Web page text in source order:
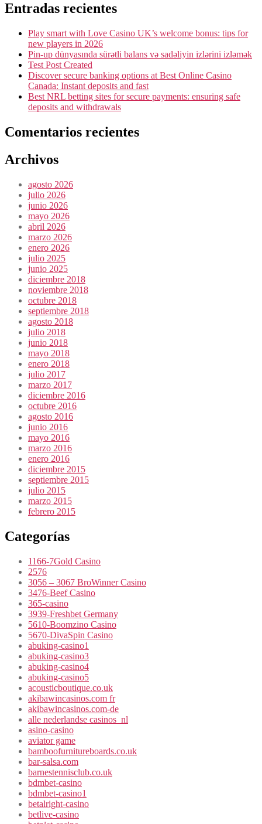
Entradas recientes
Play smart with Love Casino UK’s welcome bonus: tips for
new players in 2026
Pin-up dünyasında sürətli balans və sadəliyin izlərini izləmək
Test Post Created
Discover secure banking options at Best Online Casino
Canada: Instant deposits and fast
Best NRL betting sites for secure payments: ensuring safe
deposits and withdrawals
Comentarios recientes
Archivos
agosto 2026
julio 2026
junio 2026
mayo 2026
abril 2026
marzo 2026
enero 2026
julio 2025
junio 2025
diciembre 2018
noviembre 2018
octubre 2018
septiembre 2018
agosto 2018
julio 2018
junio 2018
mayo 2018
enero 2018
julio 2017
marzo 2017
diciembre 2016
octubre 2016
agosto 2016
junio 2016
mayo 2016
marzo 2016
enero 2016
diciembre 2015
septiembre 2015
julio 2015
marzo 2015
febrero 2015
Categorías
1166-7Gold Casino
2576
3056 – 3067 BroWinner Casino
3476-Beef Casino
365-casino
3939-Freshbet Germany
5610-Boomzino Casino
5670-DivaSpin Casino
abuking-casino1
abuking-casino3
abuking-casino4
abuking-casino5
acousticboutique.co.uk
akibawincasinos.com fr
akibawincasinos.com-de
alle nederlandse casinos_nl
asino-casino
aviator game
bamboofurnitureboards.co.uk
bar-salsa.com
barnestennisclub.co.uk
bdmbet-casino
bdmbet-casino1
betalright-casino
betlive-casino